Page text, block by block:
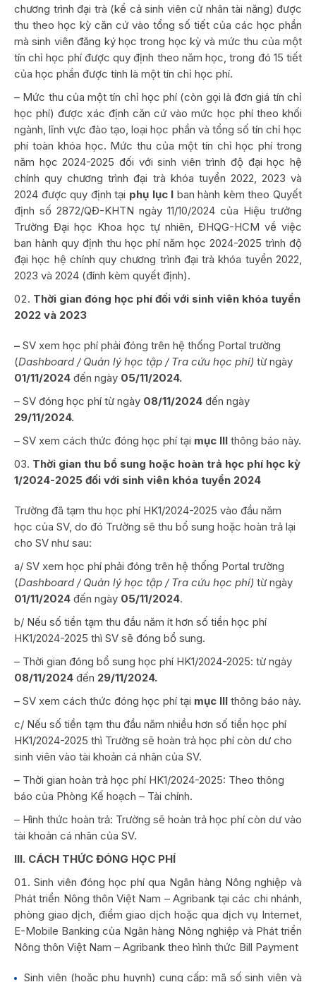
chương trình đại trà (kể cả sinh viên cử nhân tài năng) được
thu theo học kỳ căn cứ vào tổng số tiết của các học phần
mà sinh viên đăng ký học trong học kỳ và mức thu của một
tín chỉ học phí được quy định theo năm học, trong đó 15 tiết
của học phần được tính là một tín chỉ học phí.
– Mức thu của một tín chỉ học phí (còn gọi là đơn giá tín chỉ
học phí) được xác định căn cứ vào mức học phí theo khối
ngành, lĩnh vực đào tạo, loại học phần và tổng số tín chỉ học
phí toàn khóa học. Mức thu của một tín chỉ học phí trong
năm học 2024-2025 đối với sinh viên trình độ đại học hệ
chính quy chương trình đại trà khóa tuyển 2022, 2023 và
2024 được quy định tại phụ lục I ban hành kèm theo Quyết
định số 2872/QĐ-KHTN ngày 11/10/2024 của Hiệu trưởng
Trường Đại học Khoa học tự nhiên, ĐHQG-HCM về việc
ban hành quy định thu học phí năm học 2024-2025 trình độ
đại học hệ chính quy chương trình đại trà khóa tuyển 2022,
2023 và 2024 (đính kèm quyết định).
Thời gian đóng học phí đối với sinh viên khóa tuyển
2022 và 2023
– SV xem học phí phải đóng trên hệ thống Portal trường
(Dashboard /Quản lý học tập / Tra cứu học phí) từ ngày
01/11/2024 đến ngày 05/11/2024.
– SV đóng học phí từ ngày 08/11/2024 đến ngày
29/11/2024.
– SV xem cách thức đóng học phí tại mục III thông báo này.
Thời gian thu bổ sung hoặc hoàn trả học phí học kỳ
1/2024-2025 đối với sinh viên khóa tuyển 2024
Trường đã tạm thu học phí HK1/2024-2025 vào đầu năm
học của SV, do đó Trường sẽ thu bổ sung hoặc hoàn trả lại
cho SV như sau:
a/ SV xem học phí phải đóng trên hệ thống Portal trường
(Dashboard / Quản lý học tập /Tra cứu học phí) từ ngày
01/11/2024 đến ngày 05/11/2024.
b/ Nếu số tiền tạm thu đầu năm ít hơn số tiền học phí
HK1/2024-2025 thì SV sẽ đóng bổ sung.
– Thời gian đóng bổ sung học phí HK1/2024-2025: từ ngày
08/11/2024 đến 29/11/2024.
– SV xem cách thức đóng học phí tại mục III thông báo này.
c/ Nếu số tiền tạm thu đầu năm nhiều hơn số tiền học phí
HK1/2024-2025 thì Trường sẽ hoàn trả học phí còn dư cho
sinh viên vào tài khoản cá nhân của SV.
– Thời gian hoàn trả học phí HK1/2024-2025: Theo thông
báo của Phòng Kế hoạch – Tài chính.
– Hình thức hoàn trả: Trường sẽ hoàn trả học phí còn dư vào
tài khoản cá nhân của SV.
III. CÁCH THỨC ĐÓNG HỌC PHÍ
Sinh viên đóng học phí qua Ngân hàng Nông nghiệp và
Phát triển Nông thôn Việt Nam – Agribank tại các chi nhánh,
phòng giao dịch, điểm giao dịch hoặc qua dịch vụ Internet,
E-Mobile Banking của Ngân hàng Nông nghiệp và Phát triển
Nông thôn Việt Nam – Agribank theo hình thức Bill Payment
Sinh viên (hoặc phụ huynh) cung cấp: mã số sinh viên và